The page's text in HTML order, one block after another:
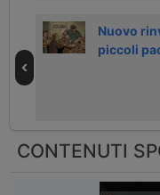
Nuovo
piccoli
CONTENUTI